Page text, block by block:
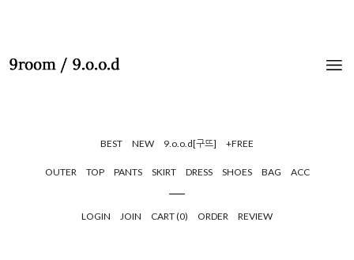
BEST NEW 9.o.o.d[구뜨] +FREE
OUTER TOP PANTS SKIRT DRESS SHOES BAG ACC
LOGIN JOIN CART (0) ORDER REVIEW